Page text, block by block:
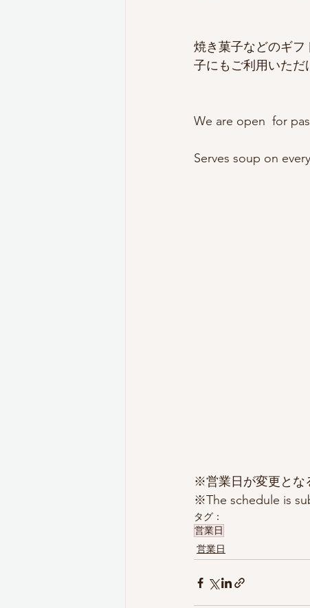
焼き菓子などのギ
子にもご利用いただ
We are open  for
Serves soup on
※営業日が変更とな
※The schedule is
タグ：
営業日
営業日